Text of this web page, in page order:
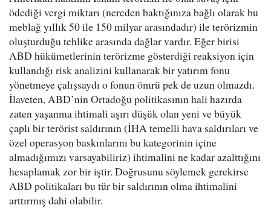
ödediği vergi miktarı (nereden baktığınıza bağlı olarak bu
meblağ yıllık 50 ile 150 milyar arasındadır) ile terörizmin
oluşturduğu tehlike arasında dağlar vardır. Eğer birisi
ABD hükümetlerinin terörizme gösterdiği reaksiyon için
kullandığı risk analizini kullanarak bir yatırım fonu
yönetmeye çalışsaydı o fonun ömrü pek de uzun olmazdı.
İlaveten, ABD’nin Ortadoğu politikasının hali hazırda
zaten yaşanma ihtimali aşırı düşük olan yeni ve büyük
çaplı bir terörist saldırının (İHA temelli hava saldırıları ve
özel operasyon baskınlarını bu kategorinin içine
almadığımızı varsayabiliriz) ihtimalini ne kadar azalttığını
hesaplamak zor bir iştir. Doğrusunu söylemek gerekirse
ABD politikaları bu tür bir saldırının olma ihtimalini
arttırmış dahi olabilir.